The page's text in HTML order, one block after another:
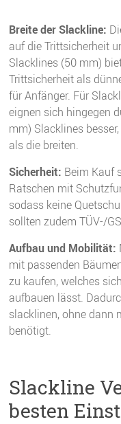
Breite der Slackline:
auf die Trittsicherheit
Slacklines (50 mm)
Trittsicherheit als
für Anfänger. Für
eignen sich hingegen
mm) Slacklines
als die breiten.
Sicherheit: Beim Kauf
Ratschen mit
sodass keine
sollten zudem TÜV-/
Aufbau und Mobilität:
mit passenden
zu kaufen, welches
aufbauen lässt.
slacklinen, ohne dann
benötigt.
Slackline
besten